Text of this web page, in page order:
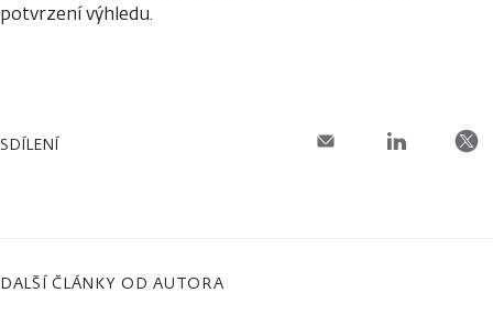
potvrzení výhledu.
SDÍLENÍ
DALŠÍ ČLÁNKY OD AUTORA